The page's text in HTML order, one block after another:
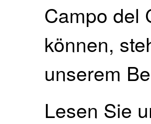
Campo del
können,
unserem
Lesen Sie